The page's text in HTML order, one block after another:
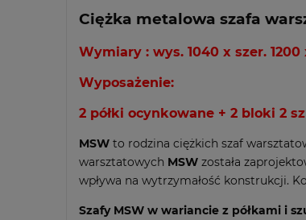
Ciężka metalowa szafa
Wymiary : wys. 1040 x szer. 1200
Wyposażenie:
2 półki ocynkowane + 2 bloki 2
MSW to rodzina ciężkich szaf
warsztatowych MSW została
wpływa na wytrzymałość konstrukcji.
Szafy MSW w wariancie z półkami i